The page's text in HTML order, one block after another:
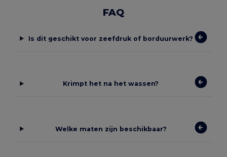
FAQ
Is dit geschikt voor zeefdruk of borduurwerk?
Krimpt het na het wassen?
Welke maten zijn beschikbaar?